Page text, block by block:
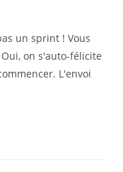
un sprint ! Vous
on s'auto-félicite
L'envoi